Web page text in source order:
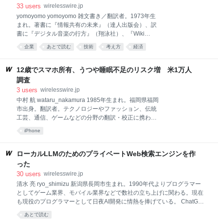
研究所非常勤講師、東京大学非常勤講師、大正大学地
域構想研究所非常勤所員を兼務する。またNPO法人ふ
るさとの会の顧問として、ホームレス支援に従事す
る。 Tweet すでになっている人を苦しめる「予防しま
闘いを繰り広げている。それぞれの陣営は、何も自分
の幸福につながると信じて主張しているのである。 例
えば「予防」対「共生」である。2019年に示され
33 users wirelesswire.jp
yomoyomo yomoyomo 雑文書き／翻訳者。1973年生
まれ。著書に『情報共有の未来』（達人出版会）、訳
書に『デジタル音楽の行方』（翔泳社）、『Wiki
Way』（ソフトバンク クリエイティブ）、『ウェブロ
グ・ハンドブック』（毎日コミュニケーションズ）が
筆活動を続ける。 Tweet ティム・ウー、打診きたけど
けっぽってしまいました。だってティム・ウーの本っ
てすべて「もうすべて国家が仕切ってるんだよ、大企
甘ちゃんすぎ、あらゆる抜け道はふさがれていて、も
うどうしようもないから、みんなかえってクソして寝
ろ、あ、かーすかに希望のあるところも……でも無理
だから期待するだけ無駄、じゃあねー」というだけ
企業 あとで読む 技術 考え方 経済
12歳でスマホ所有、うつや睡眠不足のリスク増 米1万人
調査
3 users wirelesswire.jp
中村 航 wataru_nakamura 1985年生まれ。福岡県福岡
市出身。翻訳者。テクノロジーやファッション、伝統
工芸、通信、ゲームなどの分野の翻訳・校正に携わ
はMリーグとAmong Usに熱中。 Tweet スマートフォ
ンを初めて手にする年齢が、その後の子どもの心身の
健康に影響を及ぼす可能性が、新たな大規模調査で明
されたこの研究によれば、特に12歳までにスマホを所
有した子どもは、それ以降に持った子どもに比べ、睡
眠不足やうつ症状、肥満などのリスクが高いという結
果が示されている。 この研究では、フィラデルフィア
iPhone
ローカルLLMのためのプライベートWeb検索エンジンを作
った
30 users wirelesswire.jp
清水 亮 ryo_shimizu 新潟県長岡市生まれ。1990年代よりプログラマー
としてゲーム業界、モバイル業界などで数社の立ち上げに関わる。現在
も現役のプログラマーとして日夜AI開発に情熱を捧げている。 ChatGPT
に代表される生成AIを「なんとかローカルで動かしたい」という欲望
は、エンジニアなら一度は抱くものだと思う。 「クラウドに一切つなが
あとで読む